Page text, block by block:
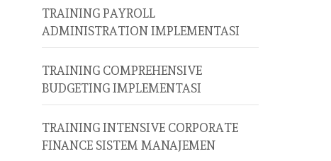
TRAINING PAYROLL
ADMINISTRATION IMPLEMENTASI
TRAINING COMPREHENSIVE
BUDGETING IMPLEMENTASI
TRAINING INTENSIVE CORPORATE
FINANCE SISTEM MANAJEMEN